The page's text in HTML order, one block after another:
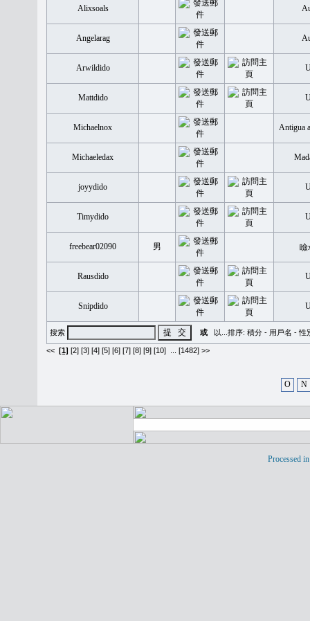
Alixsoals
Angelarag
Arwildido
Mattdido
Michaelnox Antigua
Michaeledax
joyydido
Timydido
freebear02090 男
Rausdido
Snipdido
搜索 或 以...排序: 積分 - 用戶名 -性
<< [1] [2] [3] [4] [5] [6] [7] [8] [9] [10] [1482] >>
O N
Processed